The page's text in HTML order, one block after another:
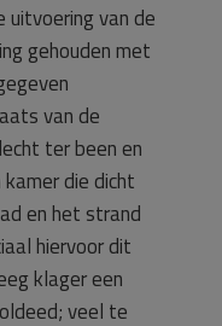
van de
gehouden met
van de
ter been en
die dicht
en het strand
hiervoor dit
klager een
veel te